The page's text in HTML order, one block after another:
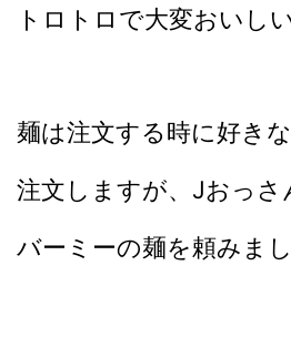
トロトロで大変おいし
麺は注文する時に好き
注文しますが、Jおっさ
バーミーの麺を頼みまし